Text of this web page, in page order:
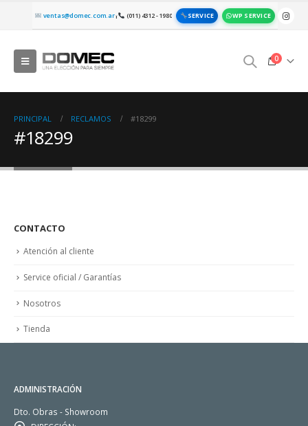
ventas@domec.com.ar| (011) 4312 - 1980 SERVICE WP SERVICE
0
PRINCIPAL RECLAMOS #18299
#18299
CONTACTO
Atención al cliente
Service oficial / Garantías
Nosotros
Tienda
ADMINISTRACIÓN
Dto. Obras - Showroom